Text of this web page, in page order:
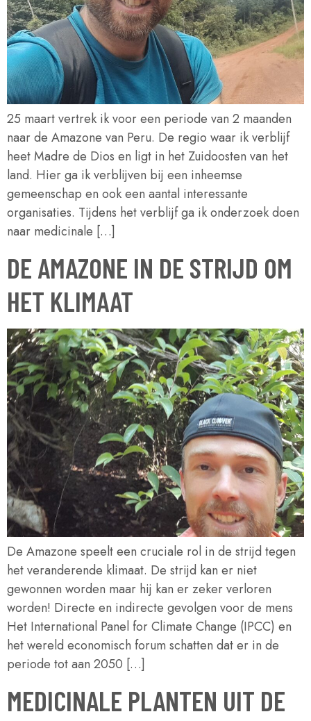
25 maart vertrek ik voor een periode van 2 maanden
naar de Amazone van Peru. De regio waar ik verblijf
heet Madre de Dios en ligt in het Zuidoosten van het
land. Hier ga ik verblijven bij een inheemse
gemeenschap en ook een aantal interessante
organisaties. Tijdens het verblijf ga ik onderzoek doen
naar medicinale […]
DE AMAZONE IN DE STRIJD OM
HET KLIMAAT
De Amazone speelt een cruciale rol in de strijd tegen
het veranderende klimaat. De strijd kan er niet
gewonnen worden maar hij kan er zeker verloren
worden! Directe en indirecte gevolgen voor de mens
Het International Panel for Climate Change (IPCC) en
het wereld economisch forum schatten dat er in de
periode tot aan 2050 […]
MEDICINALE PLANTEN UIT DE